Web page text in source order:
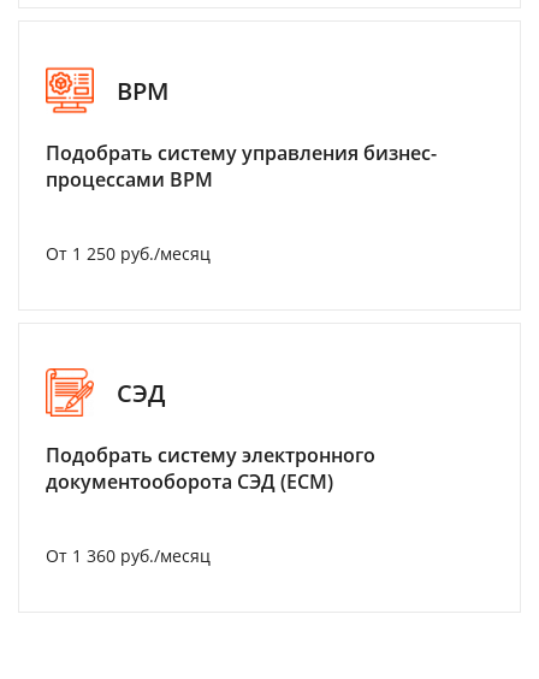
BPM
Подобрать систему управления бизнес-
процессами BPM
От 1 250 руб./месяц
СЭД
Подобрать систему электронного
документооборота СЭД (ECM)
От 1 360 руб./месяц